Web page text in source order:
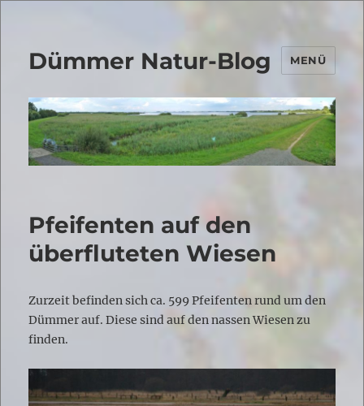
Dümmer Natur-Blog MENÜ
Pfeifenten auf den
überfluteten Wiesen
Zurzeit befinden sich ca. 599 Pfeifenten rund um den
Dümmer auf. Diese sind auf den nassen Wiesen zu
finden.